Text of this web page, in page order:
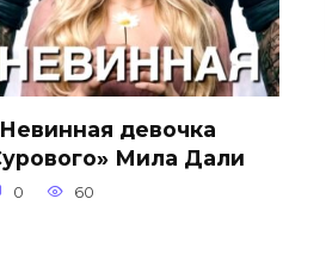
девочка
Мила Дали
0 60